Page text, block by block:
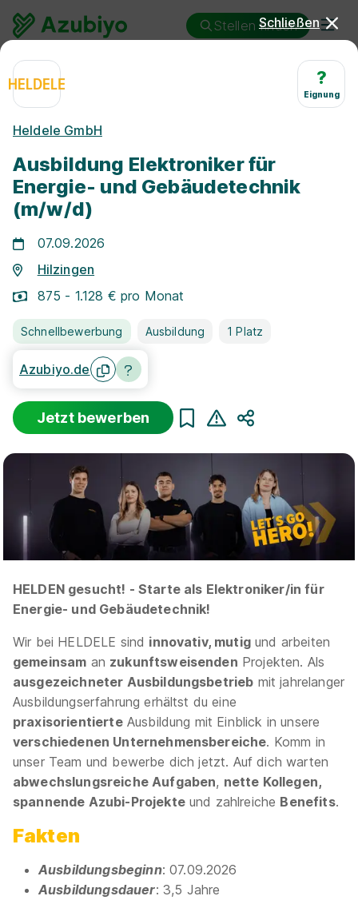
Stellen finden
Ausbildung
Elektroniker/in - Energie- und Gebäudetechnik
Ausbildung Elektroniker/in
für Energie- und
Gebäudetechnik Hilzingen
Freie Stellen finden
Sortierung Beginn
Suche zurücksetzen
Infos zum Beruf Elektroniker für Energie-
und Gebäudetechnik
2 Ausbildungsplätze
Elektroniker für Energie- und Gebäudetechnik
(m/w/d) HELDELE GmbH
06.09.2027
78247 Hilzingen
Schnellbewerbung
Schließen
?
Eignung
Heldele GmbH
Ausbildung Elektroniker für
Energie- und Gebäudetechnik
(m/w/d)
07.09.2026
Hilzingen
875 - 1.128 € pro Monat
Schnellbewerbung Ausbildung 1 Platz
Azubiyo.de
Jetzt bewerben
HELDEN gesucht! - Starte als Elektroniker/in für
Energie- und Gebäudetechnik!
Wir bei HELDELE sind innovativ, mutigund arbeiten
gemeinsam an zukunftsweisenden Projekten. Als
ausgezeichneter Ausbildungsbetrieb mit jahrelanger
Ausbildungserfahrung erhältst du eine
praxisorientierteAusbildung mit Einblick in unsere
verschiedenen Unternehmensbereiche. Komm in
unser Team und bewerbe dich jetzt. Auf dich warten
abwechslungsreiche Aufgaben, nette Kollegen,
spannende Azubi-Projekteund zahlreiche Benefits.
Fakten
Ausbildungsbeginn: 07.09.2026
Ausbildungsdauer: 3,5 Jahre